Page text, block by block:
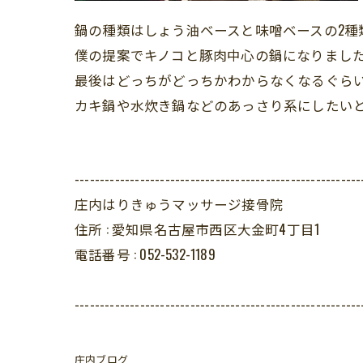
鍋の種類はしょう油ベースと味噌ベースの2種
僕の提案でキノコと豚肉中心の鍋になりました
最後はどっちがどっちかわからなくなるぐら
カキ鍋や水炊き鍋などのあっさり系にしたい
庄内はりきゅうマッサージ接骨院
住所 : 愛知県名古屋市西区大金町4丁目1
電話番号 : 052-532-1189
庄内ブログ